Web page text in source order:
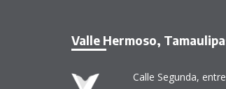
Valle Hermoso,
Calle Segunda,